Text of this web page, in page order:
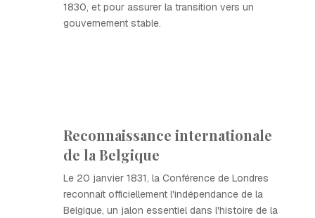
1830, et pour assurer la transition vers un
gouvernement stable.
Reconnaissance internationale
de la Belgique
Le 20 janvier 1831, la Conférence de Londres
reconnaît officiellement l'indépendance de la
Belgique, un jalon essentiel dans l'histoire de la